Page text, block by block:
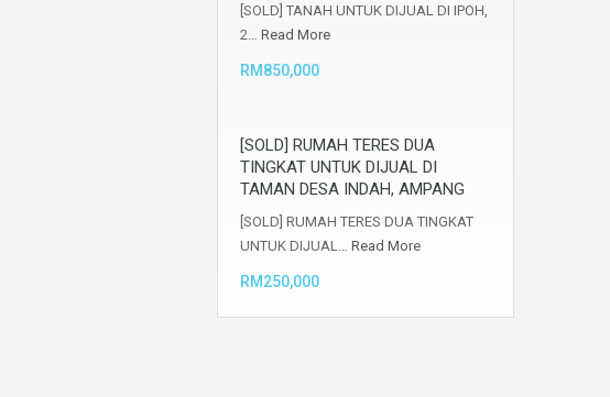
[SOLD] TANAH UNTUK DIJUAL DI IPOH,
2… Read More
RM850,000
[SOLD] RUMAH TERES DUA
TINGKAT UNTUK DIJUAL DI
TAMAN DESA INDAH, AMPANG
[SOLD] RUMAH TERES DUA TINGKAT
UNTUK DIJUAL… Read More
RM250,000